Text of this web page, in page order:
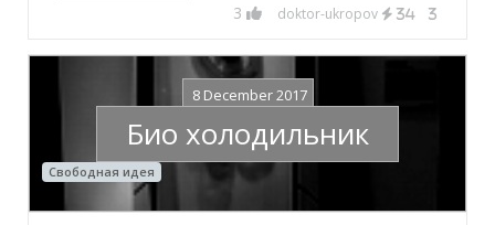
3 doktor-ukropov 34 3
8 December 2017
Био холодильник
Свободная идея